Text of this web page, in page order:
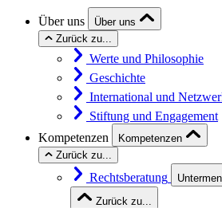
Über uns
Über uns
Zurück zu...
Werte und Philosophie
Geschichte
International und
Stiftung und Engagement
Kompetenzen
Kompetenzen
Zurück zu...
Rechtsberatung
Zurück zu...